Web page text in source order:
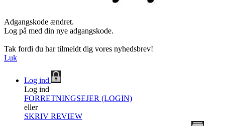
Adgangskode ændret.
Log på med din nye adgangskode.
Tak fordi du har tilmeldt dig vores nyhedsbrev!
Luk
Log ind
Log ind
FORRETNINGSEJER (LOGIN)
eller
SKRIV REVIEW